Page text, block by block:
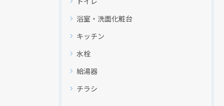
浴室・洗面化粧台
キッチン
水栓
給湯器
チラシ